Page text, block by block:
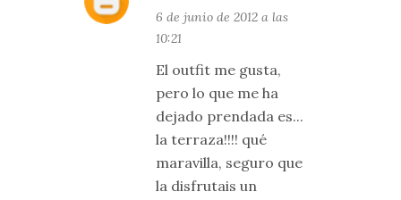
6 de junio de 2012 a las
10:21
El outfit me gusta,
pero lo que me ha
dejado prendada es...
la terraza!!!! qué
maravilla, seguro que
la disfrutais un